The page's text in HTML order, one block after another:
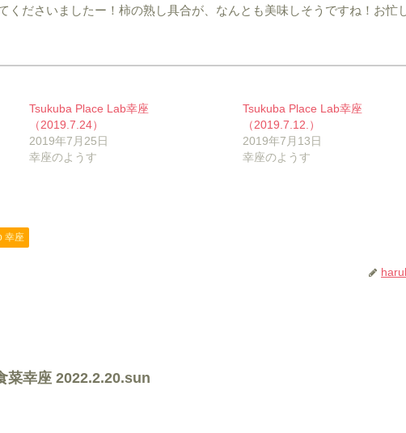
くださいましたー！柿の熟し具合が、なんとも美味しそうですね！お忙
Tsukuba Place Lab幸座
（2019.7.24）
2019年7月25日
幸座のようす
Tsukuba Place Lab幸座
（2019.7.12.）
2019年7月13日
幸座のようす
幸座
菜幸座 2022.2.20.sun